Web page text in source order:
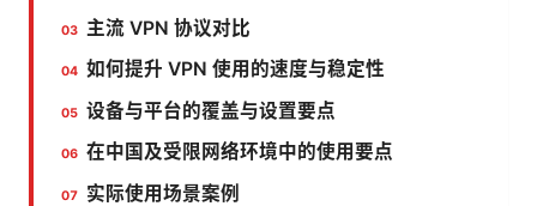
主流 VPN 协议对比
如何提升 VPN 使用的速度与稳定性
设备与平台的覆盖与设置要点
在中国及受限网络环境中的使用要点
实际使用场景案例